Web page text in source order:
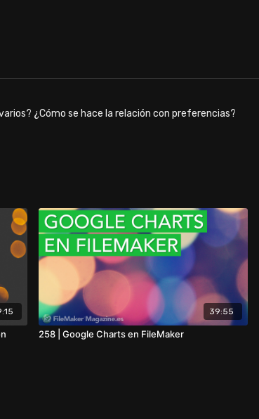
¿Cómo se hace la relación con preferencias?
39:55
258 | Google Charts en FileMaker